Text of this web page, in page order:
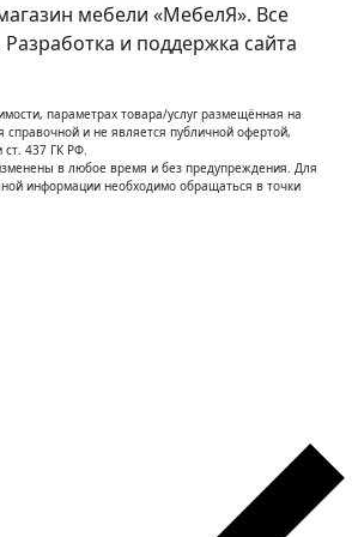
мебели «МебелЯ». Все
и поддержка сайта
параметрах товара/услуг размещённая на
справочной и не является публичной офертой,
437 ГК РФ.
в любое время и без предупреждения. Для
информации необходимо обращаться в точки